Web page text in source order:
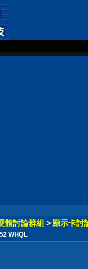
體討論群組 > 顯示卡討
WHQL